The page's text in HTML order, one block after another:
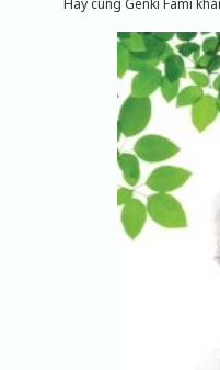
Hãy cùng Genki Fami